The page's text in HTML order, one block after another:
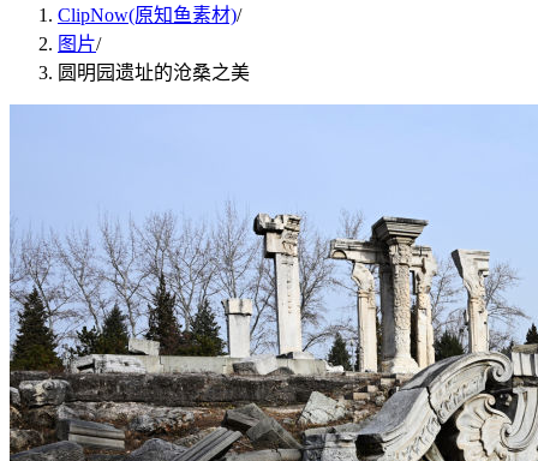
ClipNow(原知鱼素材)/
图片/
圆明园遗址的沧桑之美